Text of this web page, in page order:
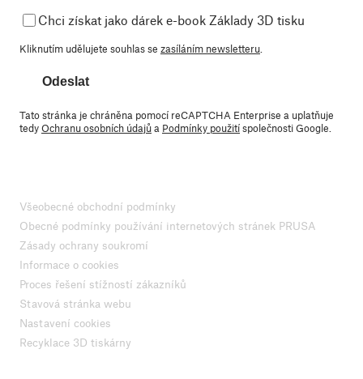
Chci získat jako dárek e-book Základy 3D tisku
Kliknutím udělujete souhlas se zasíláním newsletteru
Odeslat
Tato stránka je chráněna pomocí reCAPTCHA Enterprise a uplatňuje
tedyOchranu osobních údajůa Podmínky použitíspolečnosti Google.
Všeobecné obchodní podmínky
Obecné podmínky používání internetových stránek PRUSA
Zásady ochrany soukromí
Informace o cookies
Proces řešení stížností zákazníků
Stavová stránka webu
Nastavení cookies
Recyklace 3D tiskárny